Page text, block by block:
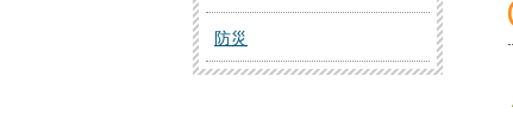
防災